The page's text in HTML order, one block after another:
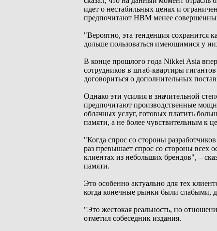
идет о нестабильных ценах и
предпочитают HBM менее
"Вероятно, эта тенденция сохранится
дольше пользоваться имеющимися у
В конце прошлого года Nikkei Asia
сотрудников в штаб-квартиры
договориться о дополнительных
Однако эти усилия в значительной
предпочитают производственные
облачных услуг, готовых платить
памяти, а не более чувствительным к
"Когда спрос со стороны
раз превышает спрос со стороны всех
клиентах из небольших брендов", –
памяти.
Это особенно актуально для тех
когда конечные рынки были слабыми,
"Это жестокая реальность, но
отметил собеседник издания.